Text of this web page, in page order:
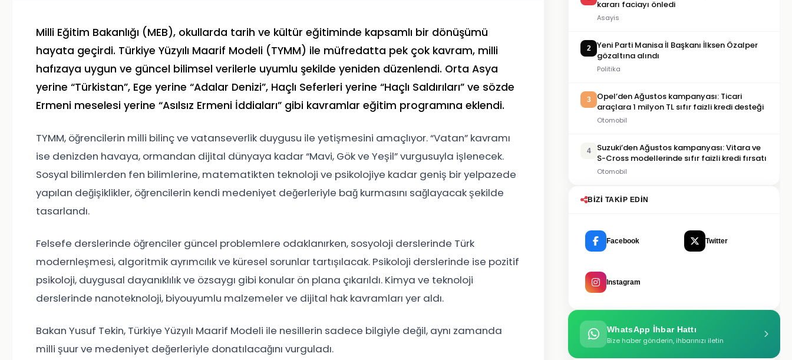
Milli Eğitim Bakanlığı (MEB), okullarda tarih ve kültür eğitiminde kapsamlı bir dönüşümü
hayata geçirdi. Türkiye Yüzyılı Maarif Modeli (TYMM) ile müfredatta pek çok kavram, milli
hafızaya uygun ve güncel bilimsel verilerle uyumlu şekilde yeniden düzenlendi. Orta Asya
yerine “Türkistan”, Ege yerine “Adalar Denizi”, Haçlı Seferleri yerine “Haçlı Saldırıları” ve sözde
Ermeni meselesi yerine “Asılsız Ermeni İddiaları” gibi kavramlar eğitim programına eklendi.
TYMM, öğrencilerin milli bilinç ve vatanseverlik duygusu ile yetişmesini amaçlıyor. “Vatan” kavramı
ise denizden havaya, ormandan dijital dünyaya kadar “Mavi, Gök ve Yeşil” vurgusuyla işlenecek.
Sosyal bilimlerden fen bilimlerine, matematikten teknoloji ve psikolojiye kadar geniş bir yelpazede
yapılan değişiklikler, öğrencilerin kendi medeniyet değerleriyle bağ kurmasını sağlayacak şekilde
tasarlandı.
Felsefe derslerinde öğrenciler güncel problemlere odaklanırken, sosyoloji derslerinde Türk
modernleşmesi, algoritmik ayrımcılık ve küresel sorunlar tartışılacak. Psikoloji derslerinde ise pozitif
psikoloji, duygusal dayanıklılık ve özsaygı gibi konular ön plana çıkarıldı. Kimya ve teknoloji
derslerinde nanoteknoloji, biyouyumlu malzemeler ve dijital hak kavramları yer aldı.
Bakan Yusuf Tekin, Türkiye Yüzyılı Maarif Modeli ile nesillerin sadece bilgiyle değil, aynı zamanda
milli şuur ve medeniyet değerleriyle donatılacağını vurguladı.
kararı faciayı önledi
Asayis
2
Yeni Parti Manisa İl Başkanı İlksen Özalper
gözaltına alındı
Politika
3
Opel’den Ağustos kampanyası: Ticari
araçlara 1 milyon TL sıfır faizli kredi desteği
Otomobil
4
Suzuki’den Ağustos kampanyası: Vitara ve
S-Cross modellerinde sıfır faizli kredi fırsatı
Otomobil
BIZI TAKIP EDIN
Facebook Twitter
Instagram
WhatsApp İhbar Hattı
Bize haber gönderin, ihbarınızı iletin